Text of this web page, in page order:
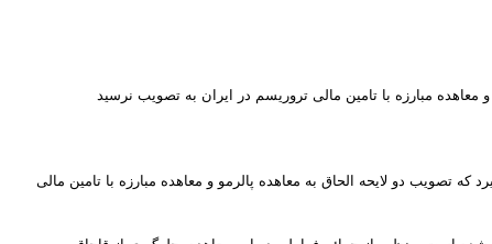
مبارزه با تامین مالی تروریسم در ایران به تصویب نرسید
دو لایحه الحاق به معاهده پالرمو و معاهده مبارزه با تامین مالی